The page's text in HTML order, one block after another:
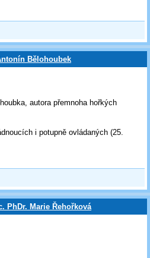
Bělohoubek
autora přemnoha hořkých
i potupně ovládaných (25.
PhDr. Marie Řehořková